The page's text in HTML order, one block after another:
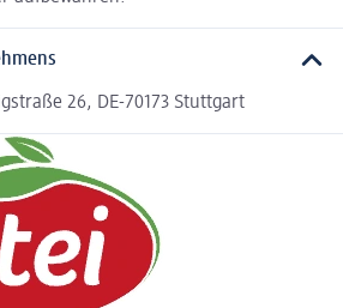
26, DE-70173 Stuttgart